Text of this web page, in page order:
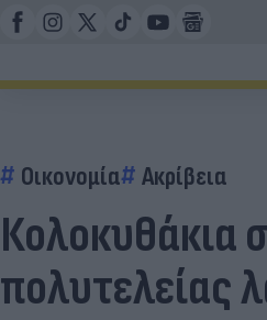
Οικονομία Ακρίβεια
Κολοκυθάκια
πολυτελείας